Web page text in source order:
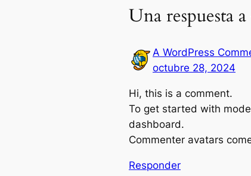
Una respuesta
A WordPress
octubre 28, 2024
Hi, this is a comment.
To get started with
dashboard.
Commenter avatars
Responder